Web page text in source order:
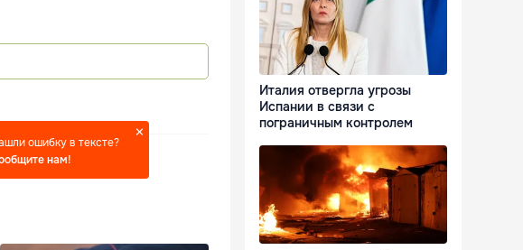
ошибку в тексте?
нам!
Италия отвергла угрозы
Испании в связи с
пограничным контролем